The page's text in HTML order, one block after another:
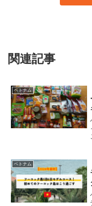
関連記事
ベトナム
ベトナム